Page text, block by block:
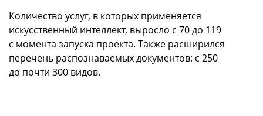
Количество услуг, в которых применяется
искусственный интеллект, выросло с 70 до 119
с момента запуска проекта. Также расширился
перечень распознаваемых документов: с 250
до почти 300 видов.